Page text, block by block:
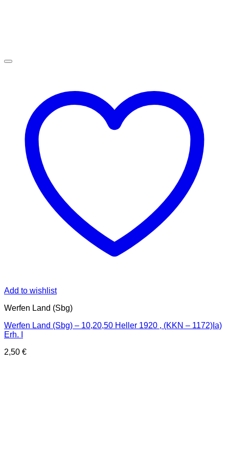
Add to wishlist
Werfen Land (Sbg)
Werfen Land (Sbg) – 10,20,50 Heller 1920 , (KKN – 1172)Ia)
Erh. I
2,50 €